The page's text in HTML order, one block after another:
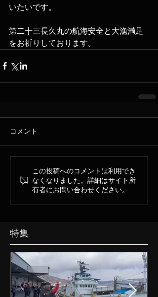
いたいです。
第二十三長久丸の航海安全と大漁満足
をお祈りしております。
コメント
この投稿へのコメントは利用でき
なくなりました。詳細はサイト所
有者にお問い合わせください。
特集